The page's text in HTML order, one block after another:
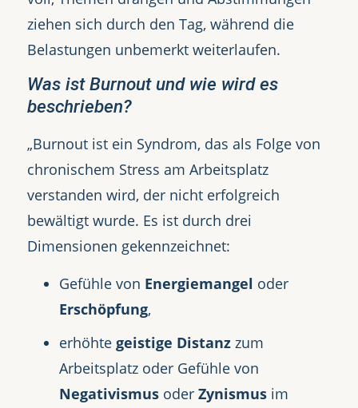
ziehen sich durch den Tag, während die
Belastungen unbemerkt weiterlaufen.
Was ist Burnout und wie wird es
beschrieben?
„Burnout ist ein Syndrom, das als Folge von
chronischem Stress am Arbeitsplatz
verstanden wird, der nicht erfolgreich
bewältigt wurde. Es ist durch drei
Dimensionen gekennzeichnet:
Gefühle von Energiemangel oder
Erschöpfung,
erhöhte geistige Distanzzum
Arbeitsplatz oder Gefühle von
Negativismusoder Zynismusim